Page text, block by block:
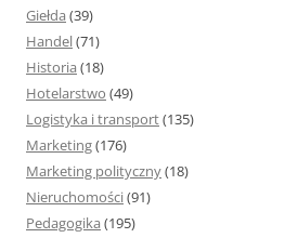
Giełda (39)
Handel(71)
Historia (18)
Hotelarstwo (49)
Logistyka i transport(135)
Marketing(176)
Marketing polityczny(18)
Nieruchomości(91)
Pedagogika (195)